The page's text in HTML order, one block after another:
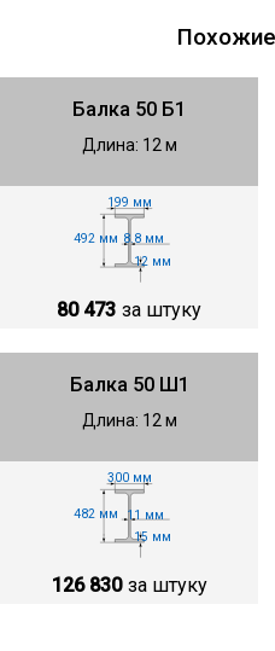
Балка 50 Б1
Длина: 12 м
492 мм
199 мм
8.8 мм
12 мм
80 473 за штуку
Балка 50 Ш1
Длина: 12 м
482 мм
300 мм
11 мм
15 мм
126 830 за штуку